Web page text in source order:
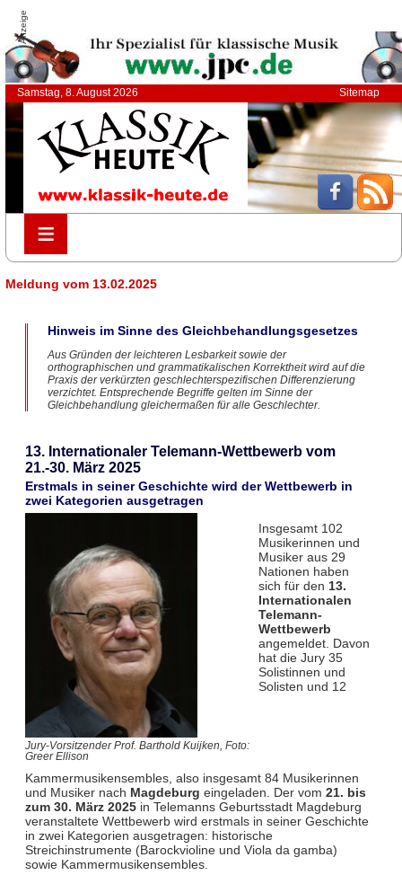
Anzeige
Samstag, 8. August 2026 Sitemap
≡
≡
Meldung vom 13.02.2025
Hinweis im Sinne des Gleichbehandlungsgesetzes
Aus Gründen der leichteren Lesbarkeit sowie der
orthographischen und grammatikalischen Korrektheit wird auf die
Praxis der verkürzten geschlechterspezifischen Differenzierung
verzichtet. Entsprechende Begriffe gelten im Sinne der
Gleichbehandlung gleichermaßen für alle Geschlechter.
13. Internationaler Telemann-Wettbewerb vom
21.-30. März 2025
Erstmals in seiner Geschichte wird der Wettbewerb in
zwei Kategorien ausgetragen
Jury-Vorsitzender Prof. Barthold Kuijken, Foto:
Greer Ellison
Insgesamt 102
Musikerinnen und
Musiker aus 29
Nationen haben
sich für den 13.
Internationalen
Telemann-
Wettbewerb
angemeldet. Davon
hat die Jury 35
Solistinnen und
Solisten und 12
Kammermusikensembles, also insgesamt 84 Musikerinnen
und Musiker nach Magdeburg eingeladen. Der vom 21. bis
zum 30. März 2025in Telemanns Geburtsstadt Magdeburg
veranstaltete Wettbewerb wird erstmals in seiner Geschichte
in zwei Kategorien ausgetragen: historische
Streichinstrumente (Barockvioline und Viola da gamba)
sowie Kammermusikensembles.